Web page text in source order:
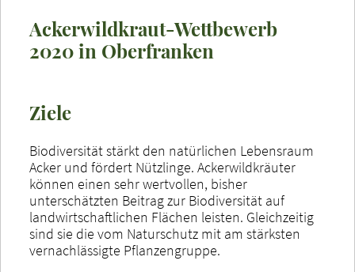
Ackerwildkraut-Wettbewerb
2020 in Oberfranken
Ziele
Biodiversität stärkt den natürlichen Lebensraum
Acker und fördert Nützlinge. Ackerwildkräuter
können einen sehr wertvollen, bisher
unterschätzten Beitrag zur Biodiversität auf
landwirtschaftlichen Flächen leisten. Gleichzeitig
sind sie die vom Naturschutz mit am stärksten
vernachlässigte Pflanzengruppe.